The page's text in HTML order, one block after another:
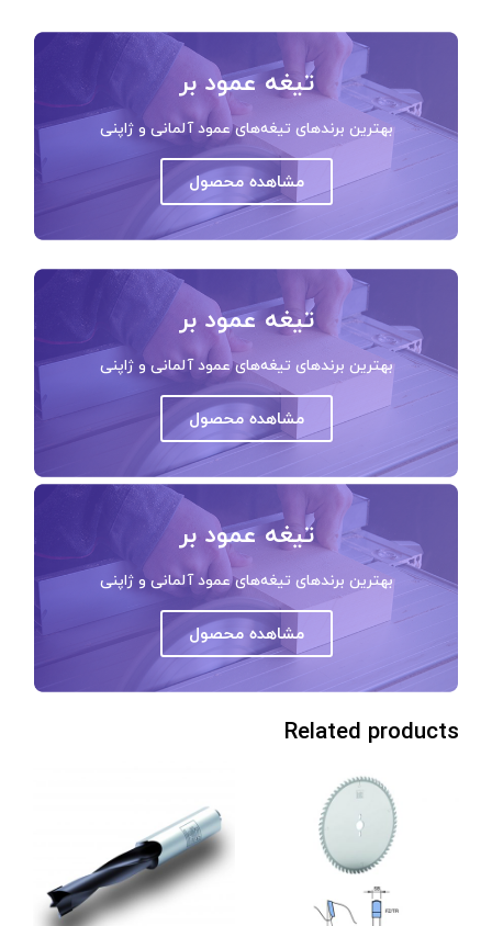
تیغه عمود بر
بهترین برندهای تیغه‌های عمود آلمانی و ژاپنی
مشاهده محصول
تیغه عمود بر
بهترین برندهای تیغه‌های عمود آلمانی و ژاپنی
مشاهده محصول
تیغه عمود بر
بهترین برندهای تیغه‌های عمود آلمانی و ژاپنی
مشاهده محصول
Related products